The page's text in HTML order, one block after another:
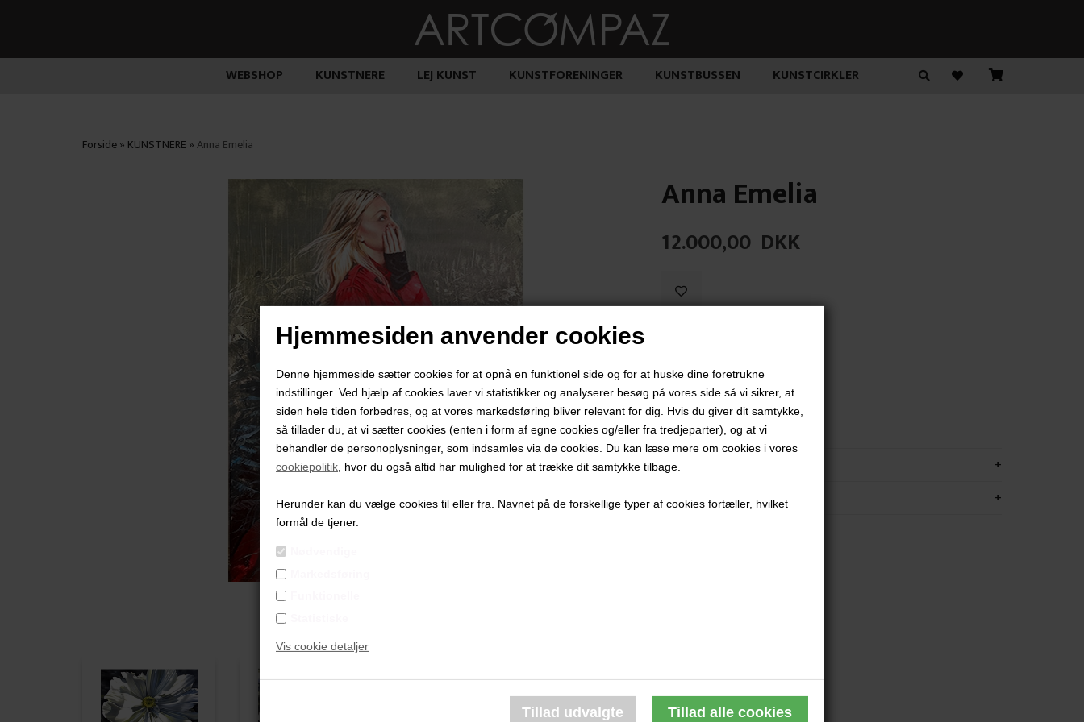
Hjemmesiden anvender cookies
Denne hjemmeside sætter cookies for at opnå en funktionel side og for at huske dine foretrukne
indstillinger. Ved hjælp af cookies laver vi statistikker og analyserer besøg på vores side så vi sikrer, at
siden hele tiden forbedres, og at vores markedsføring bliver relevant for dig. Hvis du giver dit samtykke,
så tillader du, at vi sætter cookies (enten i form af egne cookies og/eller fra tredjeparter), og at vi
behandler de personoplysninger, som indsamles via de cookies. Du kan læse mere om cookies i vores
cookiepolitik , hvor du også altid har mulighed for at trække dit samtykke tilbage.
Herunder kan du vælge cookies til eller fra. Navnet på de forskellige typer af cookies fortæller, hvilket
formål de tjener.
Vis cookie detaljer
WEBSHOP KUNSTNERE LEJ KUNST KUNSTFORENINGER KUNSTBUSSEN KUNSTCIRKLER
Forside» KUNSTNERE »Anna Emelia
Anna Emelia
12.000,00DKK
100 x 70 cm.
Olie på Lærred
Ikke indrammet
PRODUKTBESKRIVELSE
PRODUKTINFORMATION